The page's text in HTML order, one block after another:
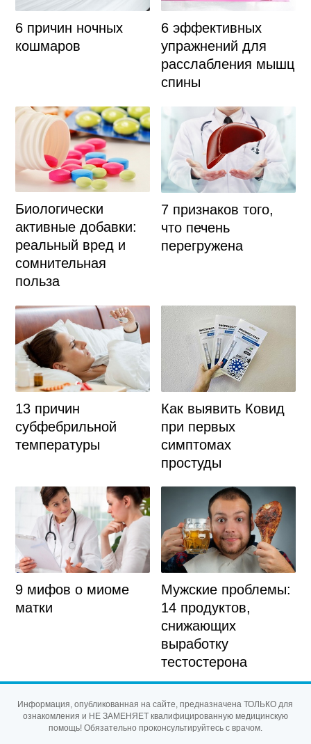
6 причин ночных
кошмаров
6 эффективных
упражнений для
расслабления мышц
спины
Биологически
активные добавки:
реальный вред и
сомнительная
польза
7 признаков того,
что печень
перегружена
13 причин
субфебрильной
температуры
Как выявить Ковид
при первых
симптомах
простуды
9 мифов о миоме
матки
Мужские проблемы:
14 продуктов,
снижающих
выработку
тестостерона
Информация, опубликованная на сайте, предназначена ТОЛЬКО для
ознакомления и НЕ ЗАМЕНЯЕТ квалифицированную медицинскую
помощь! Обязательно проконсультируйтесь с врачом.